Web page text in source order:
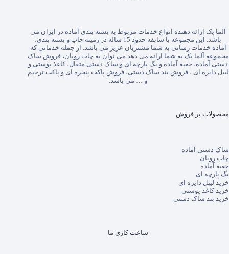
آلما پک ارائه دهنده انواع خدمات مربوط به بسته بندی آماده در ایران می
باشد. این مجموعه با سابقه حدود 15 ساله در زمینه چاپ و بسته بندی،
آماده خدمات رسانی به شما مشتریان عزیز می باشد. از جمله خدماتی که
مجموعه آلما پک به شما ارائه می دهد می توان به چاپ روبان،فروش ساک
دستی آماده، جعبه آماده و بگ پارچه ای و ساک دستی متقال،کاغذ پوستی و
لیبل دایره ای ،فروش بند ساک دستی،فروش پاکت پنجره ای و پاکت ترحیم
و … می باشد.
محصولات پر فروش
ساک دستی آماده
چاپ روبان
جعبه آماده
بگ پارچه ای
خرید لیبل دایره ای
خرید کاغذ پوستی
خرید بند ساک دستی
ساعت کاری ما